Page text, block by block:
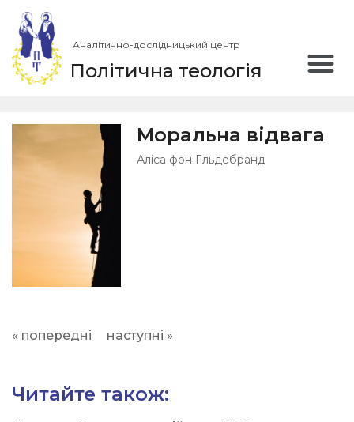
Аналітично-дослідницький центр
Політична теологія
Моральна відвага
Аліса фон Гільдебранд
« попередні наступні »
Читайте також: